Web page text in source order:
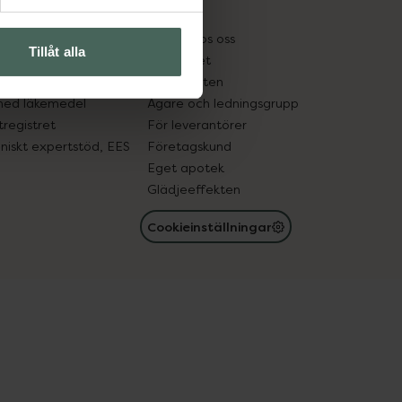
Tillåt alla
in gammal medicin
läkemedel
expertstöd, EES
Pressrum
Jobba hos oss
Hållbarhet
Samarbeten
Ägare och ledningsgrupp
För leverantörer
Företagskund
Eget apotek
Glädjeeffekten
Cookieinställningar